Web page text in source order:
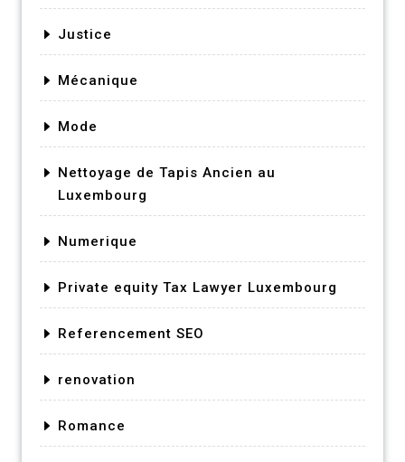
Justice
Mécanique
Mode
Nettoyage de Tapis Ancien au
Luxembourg
Numerique
Private equity Tax Lawyer Luxembourg
Referencement SEO
renovation
Romance